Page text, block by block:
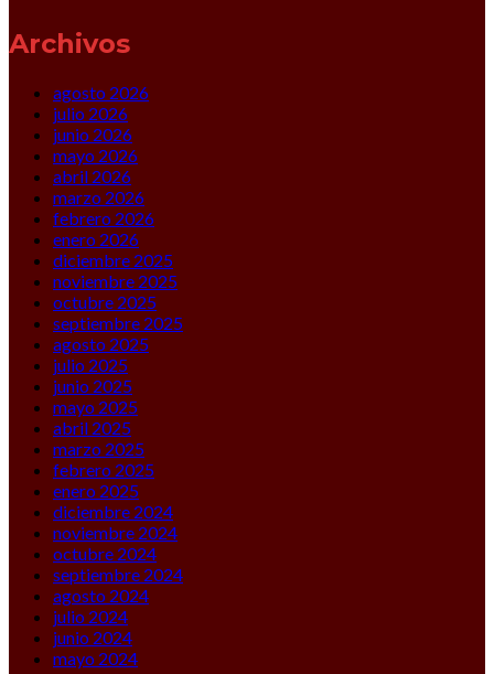
Archivos
agosto 2026
julio 2026
junio 2026
mayo 2026
abril 2026
marzo 2026
febrero 2026
enero 2026
diciembre 2025
noviembre 2025
octubre 2025
septiembre 2025
agosto 2025
julio 2025
junio 2025
mayo 2025
abril 2025
marzo 2025
febrero 2025
enero 2025
diciembre 2024
noviembre 2024
octubre 2024
septiembre 2024
agosto 2024
julio 2024
junio 2024
mayo 2024